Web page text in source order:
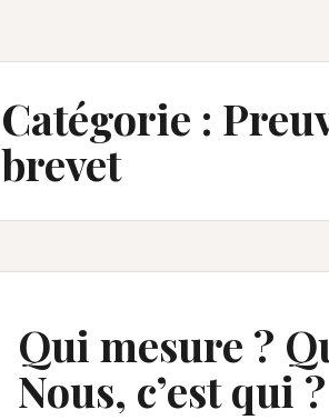
Catégorie :
brevet
Qui mesure ?
Nous, c’est qui ?